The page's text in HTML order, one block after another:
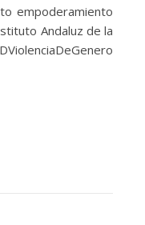
empoderamiento
Andaluz de la